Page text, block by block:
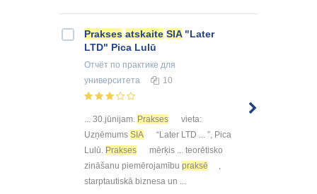
Prakses atskaite SIA"Later
LTD" Pica Lulū
Отчёт по практике для
университета
10
... 30.jūnijam. Prakses
vieta:
Uzņēmums SIA
“Later LTD ... ”, Pica
Lulū. Prakses
mērķis ... teorētisko
zināšanu piemērojamību praksē
,
starptautiskā biznesa un ...